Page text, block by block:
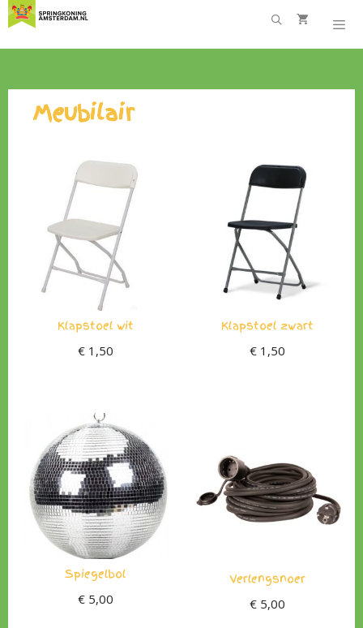
Ga
naar
Meubilair
Klapstoel wit
€1,50
Klapstoel zwart
€ 1,50
Spiegelbol
€5,00
Verlengsnoer
€ 5,00